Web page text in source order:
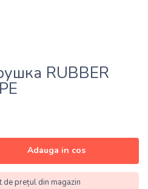
RUBBER
Adauga in cos
prețul din magazin